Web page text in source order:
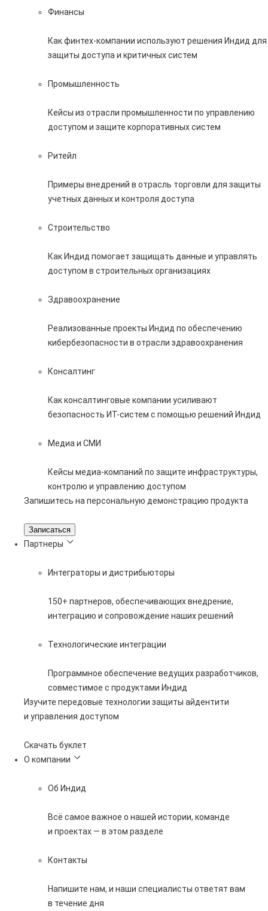
Финансы
Как финтех-компании используют решения Индид для
защиты доступа и критичных систем
Промышленность
Кейсы из отрасли промышленности по управлению
доступом и защите корпоративных систем
Ритейл
Примеры внедрений в отрасль торговли для защиты
учетных данных и контроля доступа
Строительство
Как Индид помогает защищать данные и управлять
доступом в строительных организациях
Здравоохранение
Реализованные проекты Индид по обеспечению
кибербезопасности в отрасли здравоохранения
Консалтинг
Как консалтинговые компании усиливают
безопасность ИТ-систем с помощью решений Индид
Медиа и СМИ
Кейсы медиа-компаний по защите инфраструктуры,
контролю и управлению доступом
Запишитесь на персональную демонстрацию продукта
Записаться
Партнеры
Интеграторы и дистрибьюторы
150+ партнеров, обеспечивающих внедрение,
интеграцию и сопровождение наших решений
Технологические интеграции
Программное обеспечение ведущих разработчиков,
совместимое с продуктами Индид
Изучите передовые технологии защиты айдентити
и управления доступом
Скачать буклет
О компании
Об Индид
Всё самое важное о нашей истории, команде
и проектах — в этом разделе
Контакты
Напишите нам, и наши специалисты ответят вам
в течение дня